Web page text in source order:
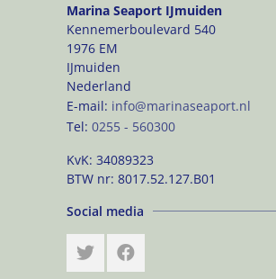
Marina Seaport IJmuiden
Kennemerboulevard 540
1976 EM
IJmuiden
Nederland
E-mail: info@marinaseaport.nl
Tel: 0255 - 560300
KvK: 34089323
BTW nr: 8017.52.127.B01
Social media